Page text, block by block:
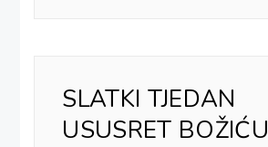
SLATKI TJEDAN
USUSRET BOŽIĆU